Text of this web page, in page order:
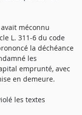
méconnu
L. 311-6 du code
la déchéance
les
emprunté, avec
en demeure.
les textes